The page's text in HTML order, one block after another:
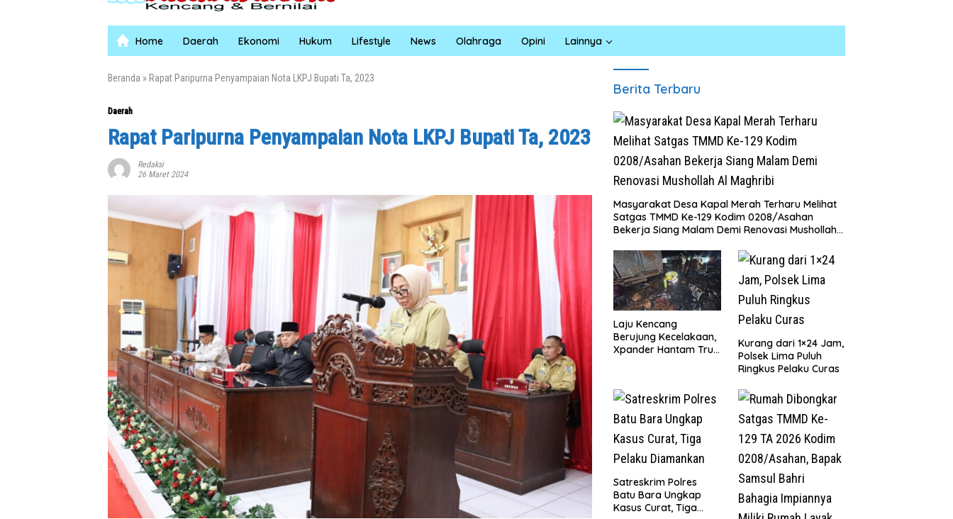
Home Daerah Ekonomi Hukum Lifestyle News Olahraga Opini Lainnya
Beranda » Rapat Paripurna Penyampaian Nota LKPJ Bupati Ta, 2023
Daerah
Rapat Paripurna Penyampaian Nota LKPJ Bupati Ta, 2023
Redaksi
26 Maret 2024
Berita Terbaru
Masyarakat Desa Kapal Merah Terharu Melihat
Satgas TMMD Ke-129 Kodim 0208/Asahan
Bekerja Siang Malam Demi Renovasi Mushollah
Laju Kencang
Berujung Kecelakaan,
Xpander Hantam Truk
Kurang dari 1×24 Jam,
Polsek Lima Puluh
Ringkus Pelaku Curas
Satreskrim Polres
Batu Bara Ungkap
Kasus Curat, Tiga